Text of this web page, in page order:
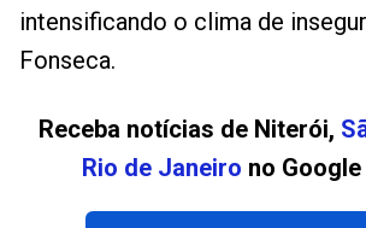
intensificando o clima de
Fonseca.
Receba notícias de Niterói,
Rio de Janeiro no